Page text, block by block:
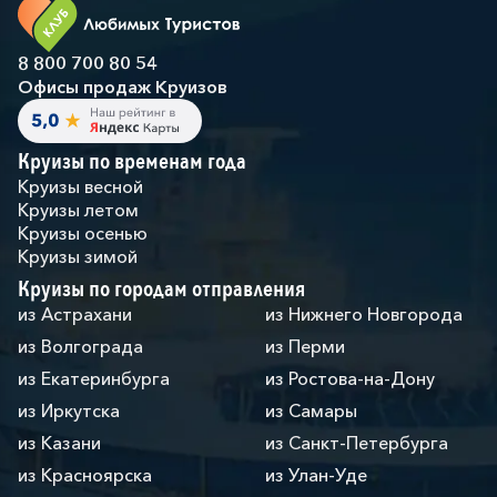
блюд открыт на завтрак, обед, ужин и поздние
ночные закуски;
— Основные рестораны, где подают изысканные
блюда с учетом различных диетических
ограничений;
— Ужин в удобное время в специально отведенной
зоне ресторана (My Choice);
— Представления в Театре в стиле Бродвейских шоу,
проходят практически каждый день;
— Развлекательные мероприятия для детей,
подростков и взрослых;
— Детский клуб;
— Доступ в обособленную зону Top Exclusive Solarium;
— Доступ в термальную зону MSC Aurea SPA (по
предварительному заказу);
— Халат и тапочки в каюте;
— Меню подушек;
— Скидка 10 % на определенные СПА-процедуры,
приобретенные на борту;
— Приоритетная регистрация на судно и доставка
багажа (только в день начала круиза в ограниченном
количестве портов);
8 800 700 80 54
Офисы продаж Круизов
Круизы по временам года
Круизы весной
Круизы летом
Круизы осенью
Круизы зимой
Круизы по городам отправления
из Астрахани
из Волгограда
из Екатеринбурга
из Иркутска
из Казани
из Красноярска
из Нижнего Новгорода
из Перми
из Ростова-на-Дону
из Самары
из Санкт-Петербурга
из Улан-Уде